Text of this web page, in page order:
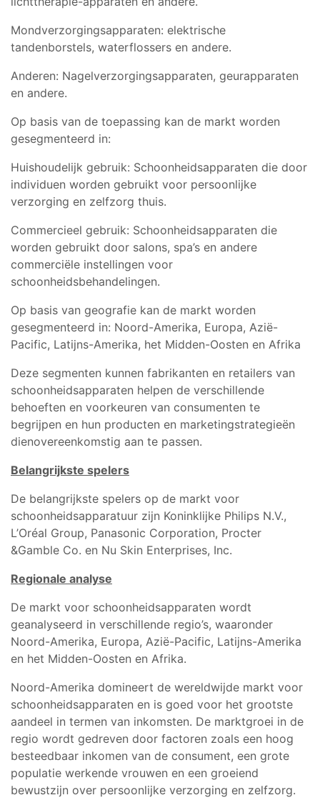
Mondverzorgingsapparaten: elektrische
tandenborstels, waterflossers en andere.
Anderen: Nagelverzorgingsapparaten, geurapparaten
en andere.
Op basis van de toepassing kan de markt worden
gesegmenteerd in:
Huishoudelijk gebruik: Schoonheidsapparaten die door
individuen worden gebruikt voor persoonlijke
verzorging en zelfzorg thuis.
Commercieel gebruik: Schoonheidsapparaten die
worden gebruikt door salons, spa’s en andere
commerciële instellingen voor
schoonheidsbehandelingen.
Op basis van geografie kan de markt worden
gesegmenteerd in: Noord-Amerika, Europa, Azië-
Pacific, Latijns-Amerika, het Midden-Oosten en Afrika
Deze segmenten kunnen fabrikanten en retailers van
schoonheidsapparaten helpen de verschillende
behoeften en voorkeuren van consumenten te
begrijpen en hun producten en marketingstrategieën
dienovereenkomstig aan te passen.
Belangrijkste spelers
De belangrijkste spelers op de markt voor
schoonheidsapparatuur zijn Koninklijke Philips N.V.,
L’Oréal Group, Panasonic Corporation, Procter
&Gamble Co. en Nu Skin Enterprises, Inc.
Regionale analyse
De markt voor schoonheidsapparaten wordt
geanalyseerd in verschillende regio’s, waaronder
Noord-Amerika, Europa, Azië-Pacific, Latijns-Amerika
en het Midden-Oosten en Afrika.
Noord-Amerika domineert de wereldwijde markt voor
schoonheidsapparaten en is goed voor het grootste
aandeel in termen van inkomsten. De marktgroei in de
regio wordt gedreven door factoren zoals een hoog
besteedbaar inkomen van de consument, een grote
populatie werkende vrouwen en een groeiend
bewustzijn over persoonlijke verzorging en zelfzorg.